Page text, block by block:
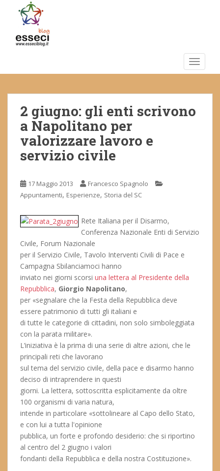
m
2 giugno: gli enti scrivono
a Napolitano per
valorizzare lavoro e
servizio civile
17 Maggio 2013
Francesco Spagnolo
Appuntamenti, Esperienze, Storia del SC
Rete Italiana per il Disarmo,
Conferenza Nazionale Enti di Servizio
Civile, Forum Nazionale
per il Servizio Civile, Tavolo Interventi Civili di Pace e
Campagna Sbilanciamoci hanno
inviato nei giorni scorsi una lettera al Presidente della
Repubblica, Giorgio Napolitano,
per «segnalare che la Festa della Repubblica deve
essere patrimonio di tutti gli italiani e
di tutte le categorie di cittadini, non solo simboleggiata
con la parata militare».
L’iniziativa è la prima di una serie di altre azioni, che le
principali reti che lavorano
sul tema del servizio civile, della pace e disarmo hanno
deciso di intraprendere in questi
giorni. La lettera, sottoscritta esplicitamente da oltre
100 organismi di varia natura,
intende in particolare «sottolineare al Capo dello Stato,
e con lui a tutta l'opinione
pubblica, un forte e profondo desiderio: che si riportino
al centro del 2 giugno i valori
fondanti della Repubblica e della nostra Costituzione».